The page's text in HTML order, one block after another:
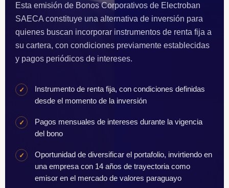
Esta emisión de Bonos Corporativos de Electroban
SAECA constituye una alternativa de inversión para
quienes buscan incorporar instrumentos de renta fija a
su cartera, con condiciones previamente establecidas
y pagos periódicos de intereses.
✓
Instrumento de renta fija, con condiciones definidas
desde el momento de la inversión
✓
Pagos mensuales de intereses durante la vigencia
del bono
✓
Oportunidad de diversificar el portafolio, invirtiendo en
una empresa con 14 años de trayectoria como
emisor en el mercado de valores paraguayo